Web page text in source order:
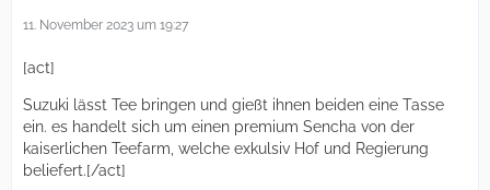
11. November 2023 um 19:27
[act]
Suzuki lässt Tee bringen und gießt ihnen beiden eine Tasse
ein. es handelt sich um einen premium Sencha von der
kaiserlichen Teefarm, welche exkulsiv Hof und Regierung
beliefert.[/act]